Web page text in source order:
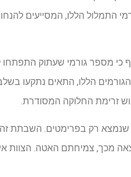
התמלול הללו, המסייעים
כי מספר גורמי שעתוק התפתחו
הללו, התאים נתקעו
זרימת החלוקה המסודרת.